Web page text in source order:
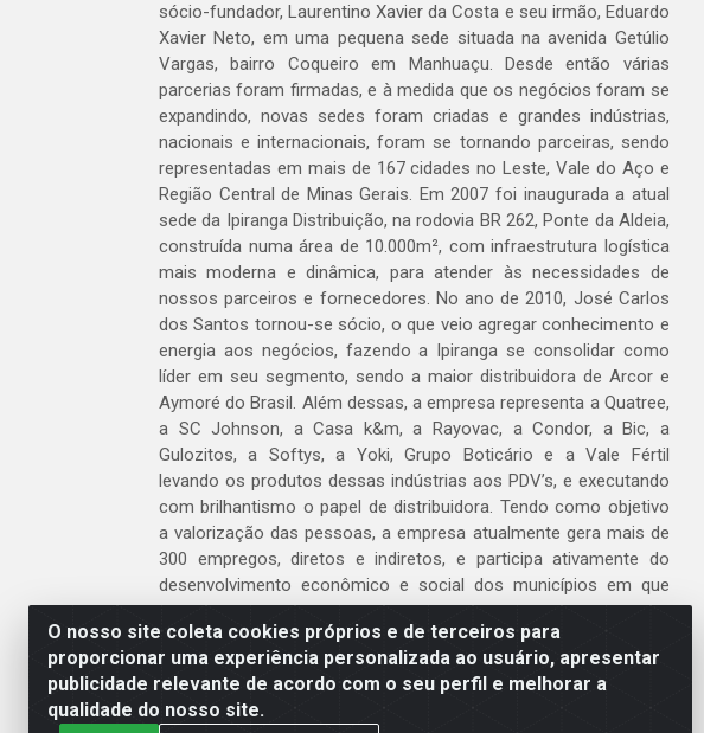
O nosso site coleta cookies próprios e de terceiros para
proporcionar uma experiência personalizada ao usuário, apresentar
publicidade relevante de acordo com o seu perfil e melhorar a
qualidade do nosso site.
sócio-fundador, Laurentino Xavier da Costa e seu irmão, Eduardo
Xavier Neto, em uma pequena sede situada na avenida Getúlio
Vargas, bairro Coqueiro em Manhuaçu. Desde então várias
parcerias foram firmadas, e à medida que os negócios foram se
expandindo, novas sedes foram criadas e grandes indústrias,
nacionais e internacionais, foram se tornando parceiras, sendo
representadas em mais de 167 cidades no Leste, Vale do Aço e
Região Central de Minas Gerais. Em 2007 foi inaugurada a atual
sede da Ipiranga Distribuição, na rodovia BR 262, Ponte da Aldeia,
construída numa área de 10.000m², com infraestrutura logística
mais moderna e dinâmica, para atender às necessidades de
nossos parceiros e fornecedores. No ano de 2010, José Carlos
dos Santos tornou-se sócio, o que veio agregar conhecimento e
energia aos negócios, fazendo a Ipiranga se consolidar como
líder em seu segmento, sendo a maior distribuidora de Arcor e
Aymoré do Brasil. Além dessas, a empresa representa a Quatree,
a SC Johnson, a Casa k&m, a Rayovac, a Condor, a Bic, a
Gulozitos, a Softys, a Yoki, Grupo Boticário e a Vale Fértil
levando os produtos dessas indústrias aos PDV’s, e executando
com brilhantismo o papel de distribuidora. Tendo como objetivo
a valorização das pessoas, a empresa atualmente gera mais de
300 empregos, diretos e indiretos, e participa ativamente do
desenvolvimento econômico e social dos municípios em que
atua.
Venha fazer parte do nosso time!
Clique aqui